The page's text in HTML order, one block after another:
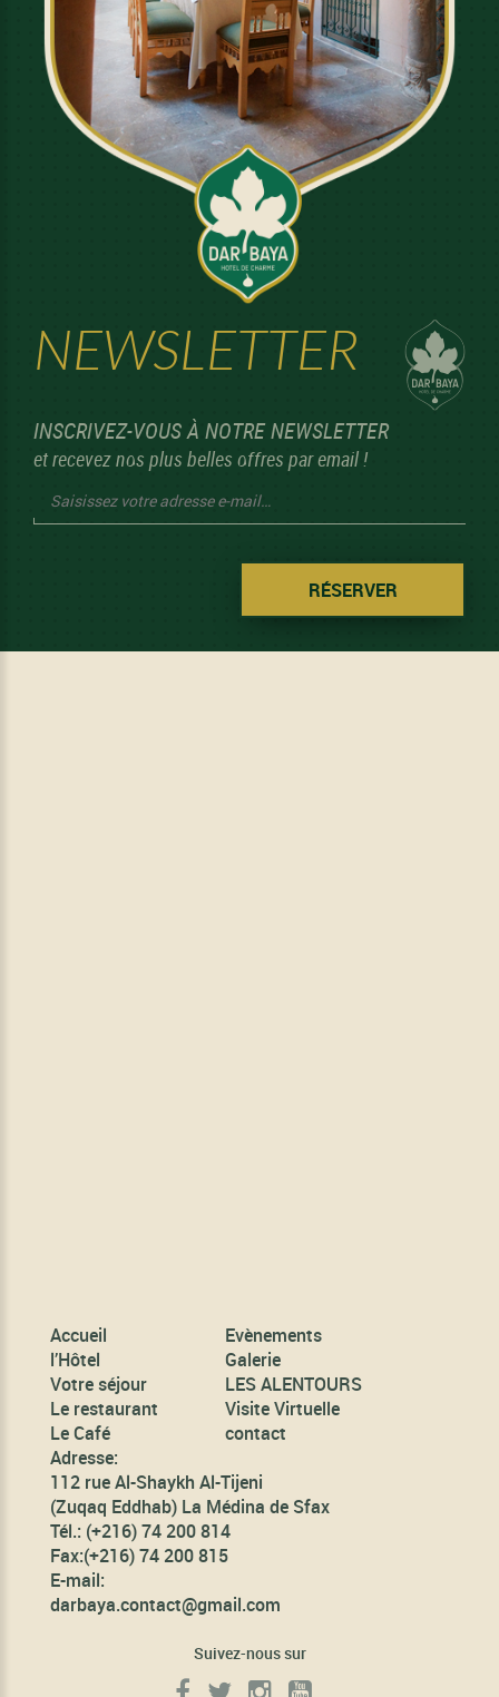
NEWSLETTER
INSCRIVEZ-VOUS À NOTRE NEWSLETTER
et recevez nos plus belles offres par email !
Accueil
l’Hôtel
Votre séjour
Le restaurant
Le Café
Evènements
Galerie
LES ALENTOURS
Visite Virtuelle
contact
Adresse:
112 rue Al-Shaykh Al-Tijeni
(Zuqaq Eddhab) La Médina de Sfax
Tél.: (+216) 74 200 814
Fax:(+216) 74 200 815
E-mail:
darbaya.contact@gmail.com
Suivez-nous sur